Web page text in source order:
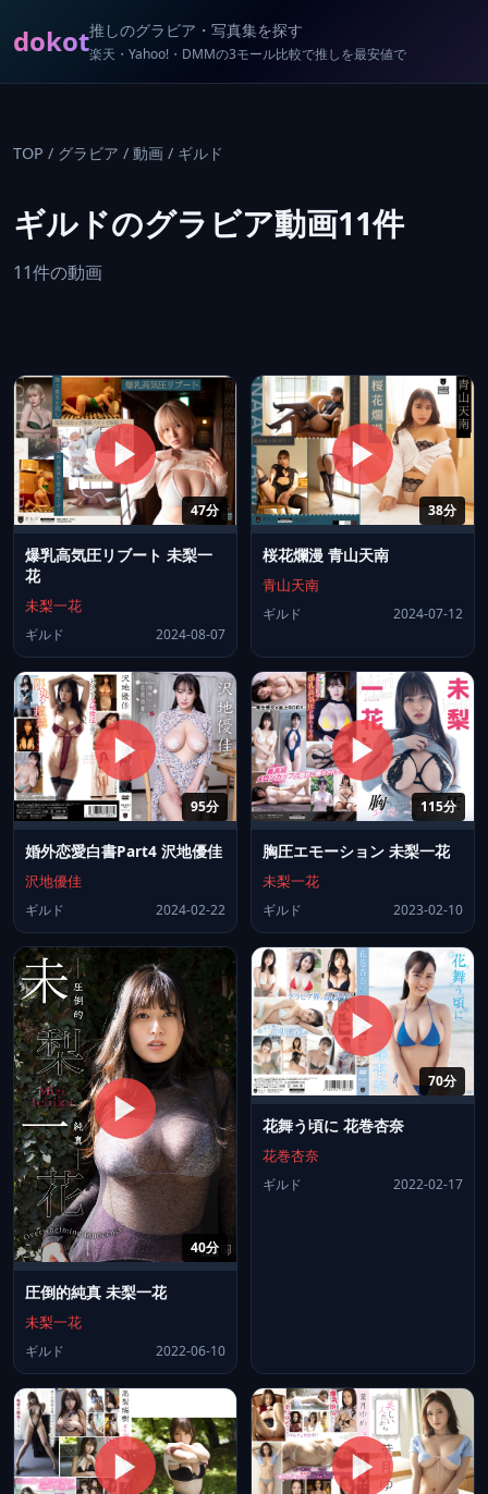
dokot推しのグラビア・写真集を探す
楽天・Yahoo!・DMMの3モール比較で推しを最安値で
TOP / グラビア / 動画 / ギルド
ギルドのグラビア動画11件
11件の動画
47分
爆乳高気圧リブート 未梨一
花
未梨一花
ギルド 2024-08-07
38分
桜花爛漫 青山天南
青山天南
ギルド 2024-07-12
95分
婚外恋愛白書Part4 沢地優佳
沢地優佳
ギルド 2024-02-22
115分
胸圧エモーション 未梨一花
未梨一花
ギルド 2023-02-10
40分
圧倒的純真 未梨一花
未梨一花
ギルド 2022-06-10
70分
花舞う頃に 花巻杏奈
花巻杏奈
ギルド 2022-02-17